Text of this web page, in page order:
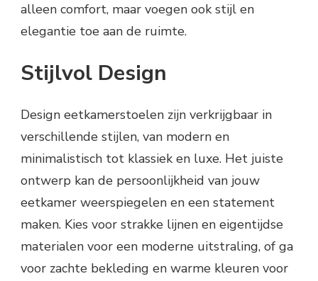
alleen comfort, maar voegen ook stijl en
elegantie toe aan de ruimte.
Stijlvol Design
Design eetkamerstoelen zijn verkrijgbaar in
verschillende stijlen, van modern en
minimalistisch tot klassiek en luxe. Het juiste
ontwerp kan de persoonlijkheid van jouw
eetkamer weerspiegelen en een statement
maken. Kies voor strakke lijnen en eigentijdse
materialen voor een moderne uitstraling, of ga
voor zachte bekleding en warme kleuren voor